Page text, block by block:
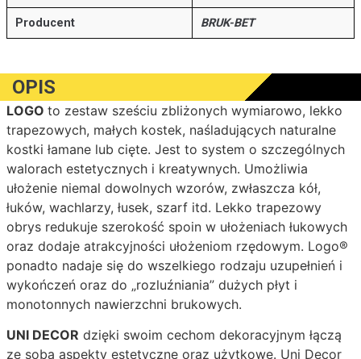
Producent BRUK-BET
OPIS
LOGO to zestaw sześciu zbliżonych wymiarowo, lekko
trapezowych, małych kostek, naśladujących naturalne
kostki łamane lub cięte. Jest to system o szczególnych
walorach estetycznych i kreatywnych. Umożliwia
ułożenie niemal dowolnych wzorów, zwłaszcza kół,
łuków, wachlarzy, łusek, szarf itd. Lekko trapezowy
obrys redukuje szerokość spoin w ułożeniach łukowych
oraz dodaje atrakcyjności ułożeniom rzędowym. Logo®
ponadto nadaje się do wszelkiego rodzaju uzupełnień i
wykończeń oraz do „rozluźniania” dużych płyt i
monotonnych nawierzchni brukowych.
UNI DECOR dzięki swoim cechom dekoracyjnym łączą
ze sobą aspekty estetyczne oraz użytkowe. Uni Decor